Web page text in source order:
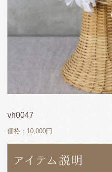
vh0047
価格：10,000円